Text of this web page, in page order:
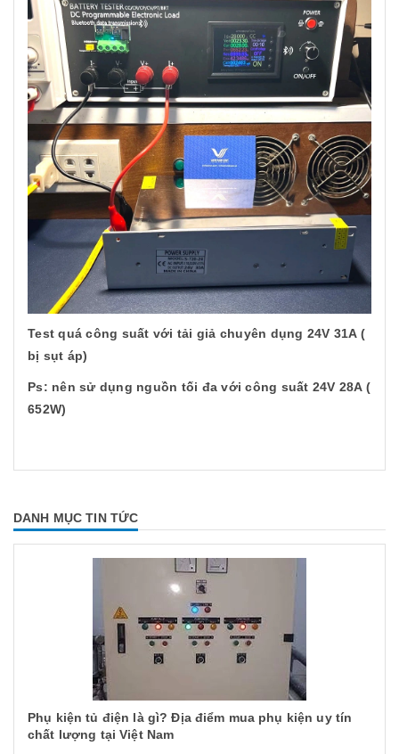
Test quá công suất với tải giả chuyên dụng 24V 31A (
bị sụt áp)
Ps: nên sử dụng nguồn tối đa với công suất 24V 28A (
652W)
DANH MỤC TIN TỨC
Phụ kiện tủ điện là gì? Địa điểm mua phụ kiện uy tín
chất lượng tại Việt Nam